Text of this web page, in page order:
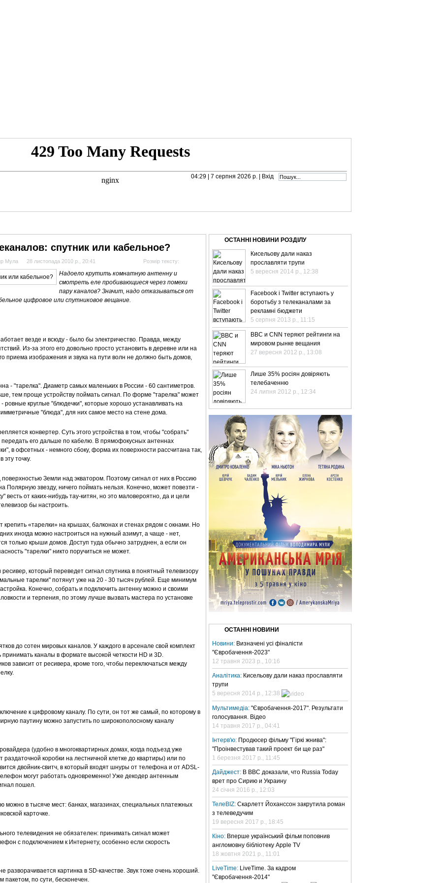
04:29 | 7 серпня 2026 р. | Вхід
спутник или кабельное?
Розмір тексту:
Мула 28 листопада 2010 р., 20:41
Надоело крутить комнатную антенну и
смотреть еле пробивающиеся через помехи
пару каналов? Значит, надо отказываться от
цифровое или спутниковое вещание.
везде и всюду - было бы электричество. Правда, между
Из-за этого его довольно просто установить в деревне или на
приема изображения и звука на пути волн не должно быть домов,
- "тарелка". Диаметр самых маленьких в России - 60 сантиметров.
тем проще устройству поймать сигнал. По форме "тарелка" может
круглые "блюдечки", которые хорошо устанавливать на
"блюда", для них самое место на стене дома.
конвертер. Суть этого устройства в том, чтобы "собрать"
его дальше по кабелю. В прямофокусных антеннах
в офсетных - немного сбоку, форма их поверхности рассчитана так,
точку.
Земли над экватором. Поэтому сигнал от них в Россию
Полярную звезду, ничего поймать нельзя. Конечно, может повезти -
весть от каких-нибудь тау-китян, но это маловероятно, да и цели
бы настроить.
крепить «тарелки» на крышах, балконах и стенах рядом с окнами. Но
иногда можно настроиться на нужный азимут, а чаще - нет,
только крыши домов. Доступ туда обычно затруднен, а если он
"тарелки" никто поручиться не может.
который переведет сигнал спутника в понятный телевизору
тарелки" потянут уже на 20 - 30 тысяч рублей. Еще минимум
Конечно, собрать и подключить антенну можно и своими
и терпения, по этому лучше вызвать мастера по установке
до сотен мировых каналов. У каждого в арсенале свой комплект
каналы в формате высокой четкости HD и 3D.
зависит от ресивера, кроме того, чтобы переключаться между
к цифровому каналу. По сути, он тот же самый, по которому в
паутину можно запустить по широкополосному каналу
(удобно в многоквартирных домах, когда подъезд уже
раздаточной коробки на лестничной клетке до квартиры) или по
двойник-свитч, в который входят шнуры от телефона и от ADSL-
могут работать одновременно! Уже декодер антенным
пошел.
можно в тысяче мест: банках, магазинах, специальных платежных
карточке.
телевидения не обязателен: принимать сигнал может
с подключением к Интернету, особенно если скорость
разворачивается картинка в SD-качестве. Звук тоже очень хороший.
пакетом, по сути, бесконечен.
ОСТАННІ НОВИНИ РОЗДІЛУ
Кисельову дали наказ
прославляти трупи
5 вересня 2014 р., 12:38
Facebook і Twitter вступають у
боротьбу з телеканалами за
рекламні бюджети
5 серпня 2013 р., 11:15
BBC и CNN теряют рейтинги на
мировом рынке вещания
27 вересня 2012 р., 13:08
Лише 35% росіян довіряють
телебаченню
24 липня 2012 р., 12:34
ОСТАННІ НОВИНИ
Новини: Визначені усі фіналісти
"Євробачення-2023"
12 травня 2023 р., 10:16
Аналітика: Кисельову дали наказ прославляти
трупи
5 вересня 2014 р., 12:38
Мультимедіа: "Євробачення-2017". Результати
голосування. Відео
14 травня 2017 р., 04:41
Інтерв'ю: Продюсер фільму "Гіркі жнива":
"Проінвестував такий проект би ще раз"
1 березня 2017 р., 11:45
Дайджест: В BBC доказали, что Russia Today
врет про Сирию и Украину
24 січня 2016 р., 12:03
ТелеBIZ: Скарлетт Йоханссон закрутила роман
з телеведучим
19 вересня 2017 р., 18:45
Кіно: Вперше український фільм поповнив
англомовну бібліотеку Apple TV
18 жовтня 2021 р., 11:01
LiveTime: LiveTime. За кадром
"Євробачення-2014"